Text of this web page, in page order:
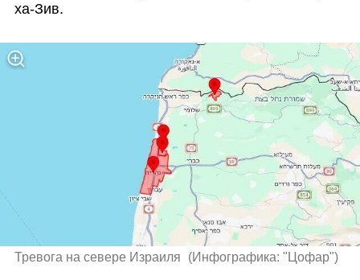
ха-Зив.
Тревога на севере Израиля (Инфографика: "Цофар")